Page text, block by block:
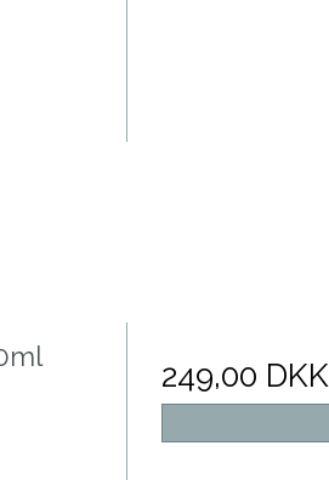
249,00 DKK